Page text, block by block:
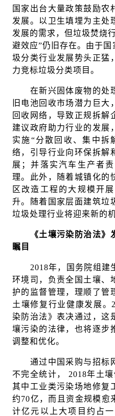
国家出台大量政策鼓励农
发展。以卫生填埋为主处
发展的需求，但垃圾焚烧
避效应”仍旧存在。由于
圾分类行业发展势头正猛
力竞标垃圾分类项目。
在新兴固体废物的处
旧电池回收市场潜力巨大
回收网络，导致正规拆解
建议政府助力行业的发展
实施“分散回收、集中拆
络，引导行业向环保拆解
展；并落实汽车生产者
理。此外，随着城镇化的
区改造工程的大规模开
升。随着国家层面建筑垃
垃圾处理行业将迎来新的
《土壤污染防治法
瞩目
2018年，国务院组建
环境司，负责全国土壤、
护的监督管理，理顺了管
土壤修复行业健康发展。
染防治法》表决通过，这
壤污染的法律，也将逐步
调整和优化。
通过中国采购与招标
不完全统计， 2018年土
其中工业类污染场地修复
约70亿，而且资金规模愈
计亿元以上大项目约占